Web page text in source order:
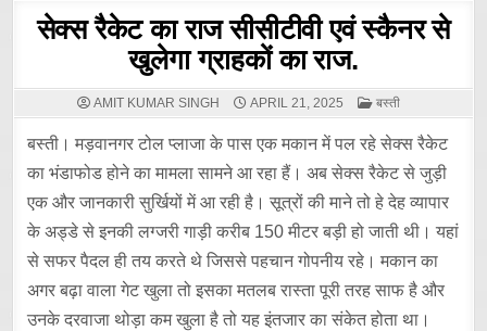
सेक्स रैकेट का राज सीसीटीवी एवं स्कैनर से
खुलेगा ग्राहकों का राज.
AMIT KUMAR SINGH APRIL 21, 2025
POSTED
IN
बस्ती
बस्ती। मड़वानगर टोल प्लाजा के पास एक मकान में पल रहे सेक्स रैकेट
का भंडाफोड होने का मामला सामने आ रहा हैं। अब सेक्स रैकेट से जुड़ी
एक और जानकारी सुर्खियों में आ रही है। सूत्रों की माने तो हे देह व्यापार
के अड्डे से इनकी लग्जरी गाड़ी करीब 150 मीटर बड़ी हो जाती थी। यहां
से सफर पैदल ही तय करते थे जिससे पहचान गोपनीय रहे। मकान का
अगर बढ़ा वाला गेट खुला तो इसका मतलब रास्ता पूरी तरह साफ है और
उनके दरवाजा थोड़ा कम खुला है तो यह इंतजार का संकेत होता था।